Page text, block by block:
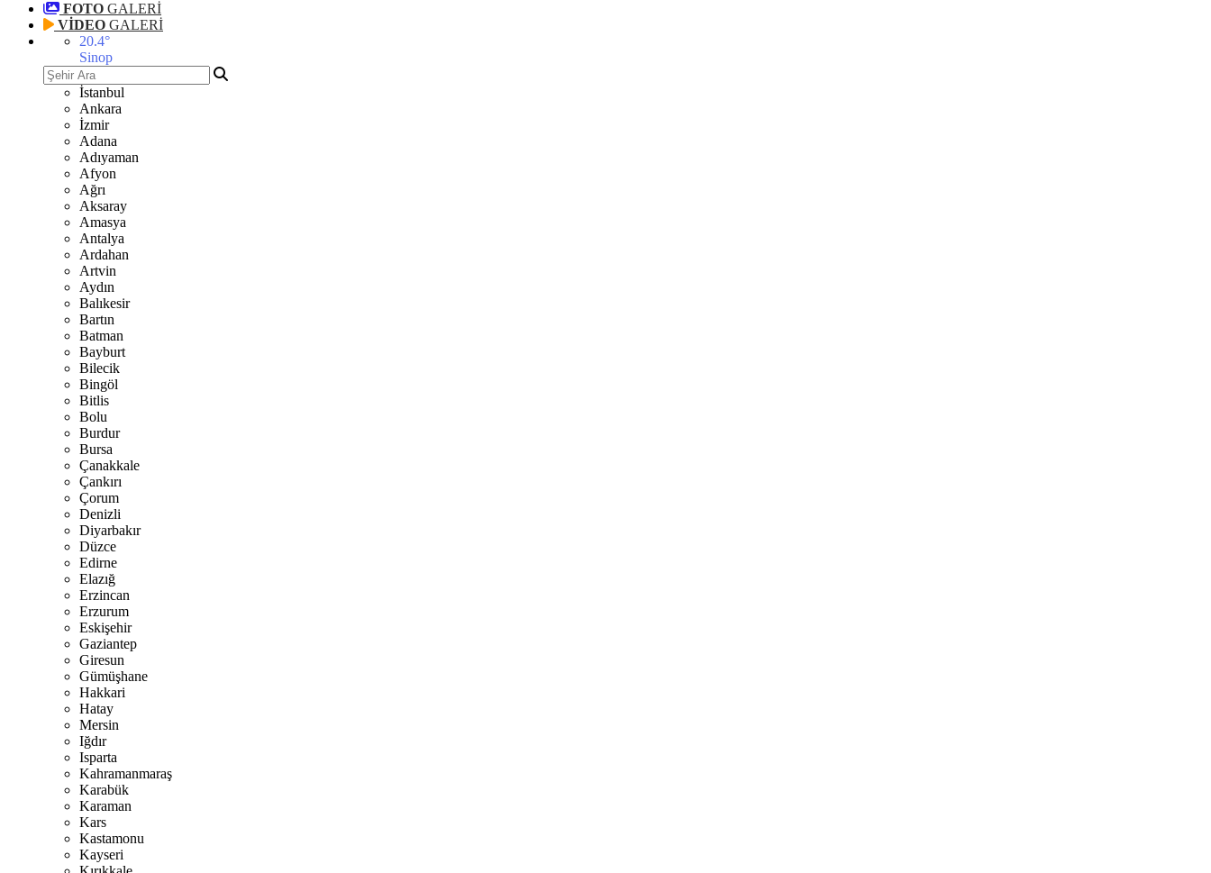
FOTO GALERİ
VİDEO GALERİ
20.4°
Sinop
İstanbul
Ankara
İzmir
Adana
Adıyaman
Afyon
Ağrı
Aksaray
Amasya
Antalya
Ardahan
Artvin
Aydın
Balıkesir
Bartın
Batman
Bayburt
Bilecik
Bingöl
Bitlis
Bolu
Burdur
Bursa
Çanakkale
Çankırı
Çorum
Denizli
Diyarbakır
Düzce
Edirne
Elazığ
Erzincan
Erzurum
Eskişehir
Gaziantep
Giresun
Gümüşhane
Hakkari
Hatay
Mersin
Iğdır
Isparta
Kahramanmaraş
Karabük
Karaman
Kars
Kastamonu
Kayseri